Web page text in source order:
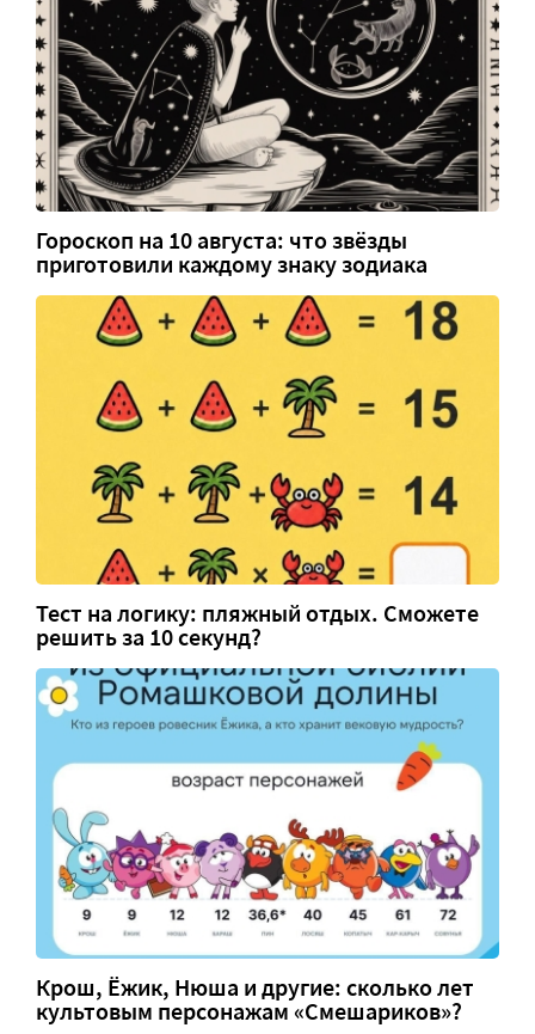
Гороскоп на 10 августа: что звёзды
приготовили каждому знаку зодиака
Тест на логику: пляжный отдых. Сможете
решить за 10 секунд?
Крош, Ёжик, Нюша и другие: сколько лет
культовым персонажам «Смешариков»?